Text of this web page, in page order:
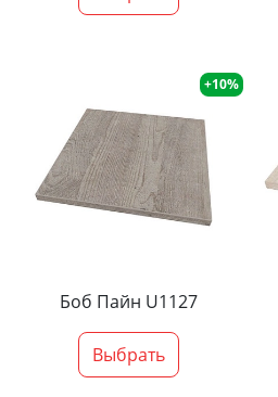
+10%
Боб Пайн U1127
Выбрать